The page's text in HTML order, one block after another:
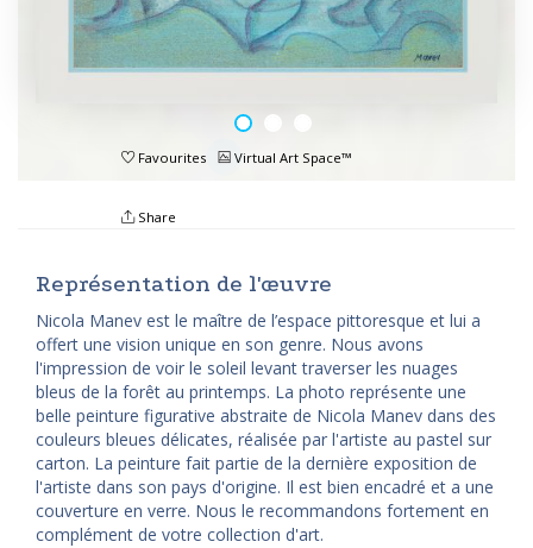
Favourites Virtual Art Space™
Share
Représentation de l'œuvre
Nicola Manev est le maître de l’espace pittoresque et lui a
offert une vision unique en son genre. Nous avons
l'impression de voir le soleil levant traverser les nuages
bleus de la forêt au printemps. La photo représente une
belle peinture figurative abstraite de Nicola Manev dans des
couleurs bleues délicates, réalisée par l'artiste au pastel sur
carton. La peinture fait partie de la dernière exposition de
l'artiste dans son pays d'origine. Il est bien encadré et a une
couverture en verre. Nous le recommandons fortement en
complément de votre collection d'art.